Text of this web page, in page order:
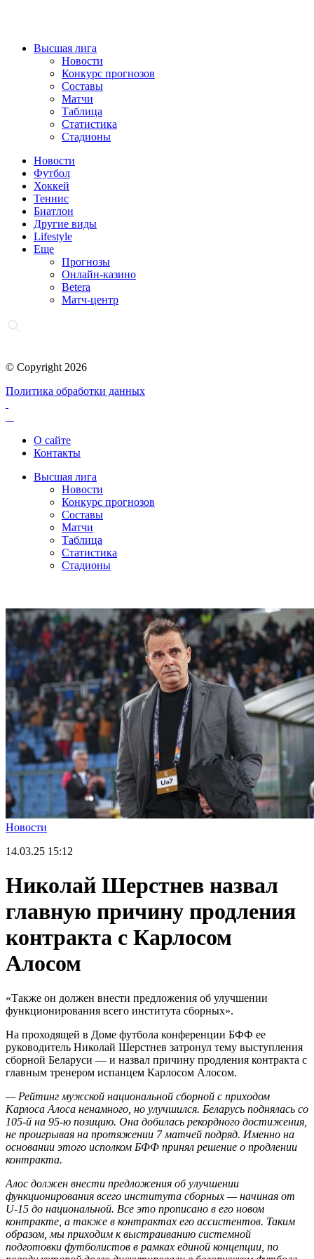
Высшая лига
Новости
Конкурс прогнозов
Составы
Матчи
Таблица
Статистика
Стадионы
Новости
Футбол
Хоккей
Теннис
Биатлон
Другие виды
Lifestyle
Еще
Прогнозы
Онлайн-казино
Betera
Матч-центр
© Copyright 2026
Политика обработки данных
О сайте
Контакты
Высшая лига
Новости
Конкурс прогнозов
Составы
Матчи
Таблица
Статистика
Стадионы
Новости
14.03.25 15:12
Николай Шерстнев назвал
главную причину продления
контракта с Карлосом
Алосом
«Также он должен внести предложения об улучшении
функционирования всего института сборных».
На проходящей в Доме футбола конференции БФФ ее
руководитель Николай Шерстнев затронул тему выступления
сборной Беларуси — и назвал причину продления контракта с
главным тренером испанцем Карлосом Алосом.
— Рейтинг мужской национальной сборной с приходом
Карлоса Алоса ненамного, но улучшился. Беларусь поднялась со
105-й на 95-ю позицию. Она добилась рекордного достижения,
не проигрывая на протяжении 7 матчей подряд. Именно на
основании этого исполком БФФ принял решение о продлении
контракта.
Алос должен внести предложения об улучшении
функционирования всего института сборных — начиная от
U-15 до национальной. Все это прописано в его новом
контракте, а также в контрактах его ассистентов. Таким
образом, мы приходим к выстраиванию системной
подготовки футболистов в рамках единой концепции, по